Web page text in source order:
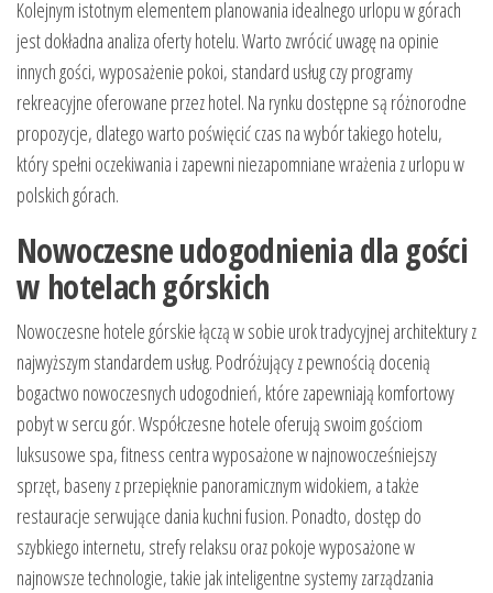
Kolejnym istotnym elementem planowania idealnego urlopu w górach
jest dokładna analiza oferty hotelu. Warto zwrócić uwagę na opinie
innych gości, wyposażenie pokoi, standard usług czy programy
rekreacyjne oferowane przez hotel. Na rynku dostępne są różnorodne
propozycje, dlatego warto poświęcić czas na wybór takiego hotelu,
który spełni oczekiwania i zapewni niezapomniane wrażenia z urlopu w
polskich górach.
Nowoczesne udogodnienia dla gości
w hotelach górskich
Nowoczesne hotele górskie łączą w sobie urok tradycyjnej architektury z
najwyższym standardem usług. Podróżujący z pewnością docenią
bogactwo nowoczesnych udogodnień, które zapewniają komfortowy
pobyt w sercu gór. Współczesne hotele oferują swoim gościom
luksusowe spa, fitness centra wyposażone w najnowocześniejszy
sprzęt, baseny z przepięknie panoramicznym widokiem, a także
restauracje serwujące dania kuchni fusion. Ponadto, dostęp do
szybkiego internetu, strefy relaksu oraz pokoje wyposażone w
najnowsze technologie, takie jak inteligentne systemy zarządzania